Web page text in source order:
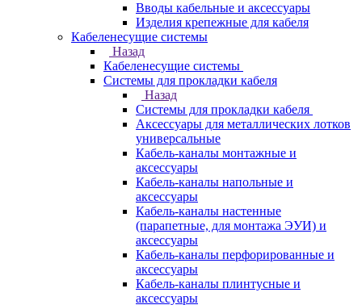
Вводы кабельные и аксессуары
Изделия крепежные для кабеля
Кабеленесущие системы
Назад
Кабеленесущие системы
Системы для прокладки кабеля
Назад
Системы для прокладки кабеля
Аксессуары для металлических лотков
универсальные
Кабель-каналы монтажные и
аксессуары
Кабель-каналы напольные и
аксессуары
Кабель-каналы настенные
(парапетные, для монтажа ЭУИ) и
аксессуары
Кабель-каналы перфорированные и
аксессуары
Кабель-каналы плинтусные и
аксессуары